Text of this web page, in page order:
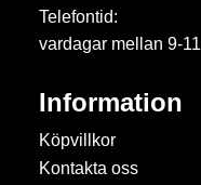
Telefontid:
vardagar mellan 9-11
Information
Köpvillkor
Kontakta oss